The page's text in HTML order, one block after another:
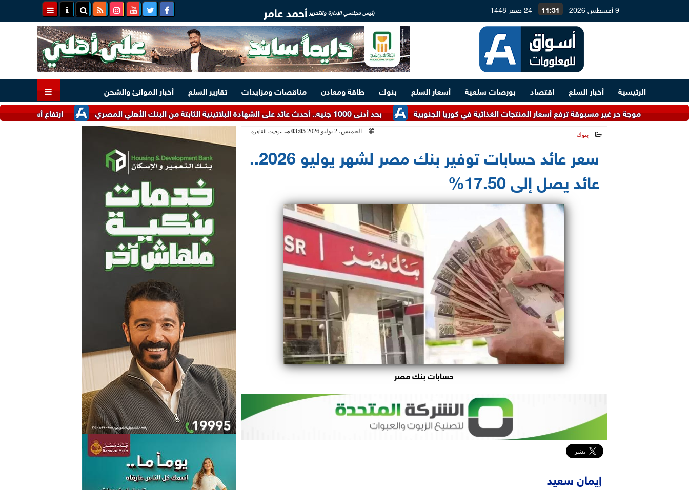
9 أغسطس 2026 11:31 24 صفر 1448 رئيس مجلسي الإدارة والتحرير أحمد عامر
الرئيسية أخبار السلع اقتصاد بورصات سلعية أسعار السلع بنوك طاقة ومعادن مناقصات ومزايدات تقارير السلع
أخبار الموانئ والشحن
ارتفاع أسعار اللحوم
بحد أدنى 1000 جنيه.. أحدث عائد على الشهادة البلاتينية الثابتة من البنك الأهلي المصري موجة حر غير مسبوقة ترفع أسعار المنتجات الغذائية في كوريا الجنوبية
بنوك الخميس، 2 يوليو 2026 03:05 مـ بتوقيت القاهرة
سعر عائد حسابات توفير بنك مصر لشهر يوليو 2026..
عائد يصل إلى 17.50%
حسابات بنك مصر
إيمان سعيد